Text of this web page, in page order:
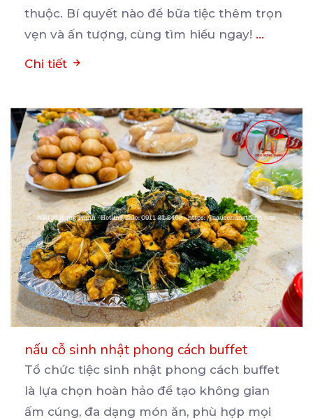
thuộc. Bí quyết nào để bữa tiệc thêm trọn
vẹn và ấn tượng, cùng tìm hiểu ngay! ...
Chi tiết
nấu cỗ sinh nhật phong cách buffet
Tổ chức tiệc sinh nhật phong cách buffet
là lựa chọn hoàn hảo để tạo không gian
ấm cúng, đa dạng món ăn, phù hợp mọi